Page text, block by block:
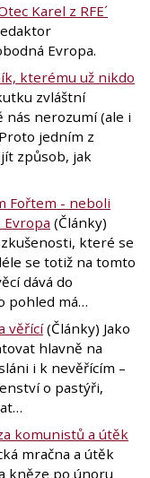
Karel z RFE´
Evropa.
kterému už nikdo
zvláštní
nerozumí (ale i
jedním z
způsob, jak
Fořtem - neboli
Evropa (Články)
které se
se totiž na tomto
dává do
pohled má…
věřící(Články) Jako
hlavně na
i k nevěřícím –
o pastýři,
komunistů a útěk
mračna a útěk
kněze po únoru